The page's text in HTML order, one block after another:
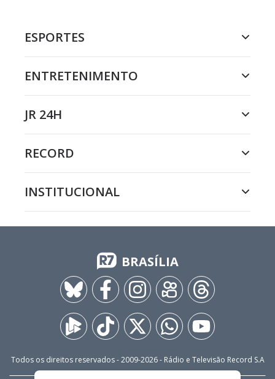
ESPORTES
ENTRETENIMENTO
JR 24H
RECORD
INSTITUCIONAL
BRASÍLIA
Todos os direitos reservados - 2009-2026- Rádio e Televisão Record S.A